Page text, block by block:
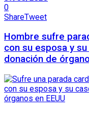
0
ShareTweet
Hombre sufre
con su esposa y
donación de